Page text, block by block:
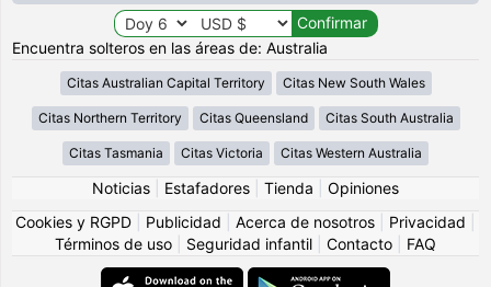
Encuentra solteros en las áreas de: Australia
Citas Australian Capital Territory Citas New South Wales
Citas Northern Territory Citas Queensland Citas South Australia
Citas Tasmania Citas Victoria Citas Western Australia
Noticias Estafadores Tienda
Opiniones
Cookies y RGPD
Publicidad Acerca de nosotros Privacidad
Términos de uso
Seguridad infantil Contacto FAQ